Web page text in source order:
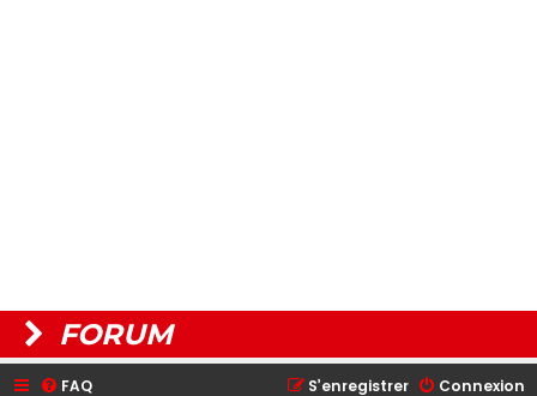
FORUM
FAQ Connexion
S’enregistrer